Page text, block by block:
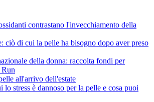
contrastano l'invecchiamento della
ciò di cui la pelle ha bisogno dopo aver preso
della donna: raccolta fondi per
all'arrivo dell'estate
lo stress è dannoso per la pelle e cosa puoi